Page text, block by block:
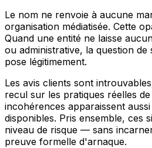
Le nom ne renvoie à aucune
organisation médiatisée. Cette
Quand une entité ne laisse
ou administrative, la question de
pose légitimement.
Les avis clients sont
recul sur les pratiques réelles
incohérences apparaissent
disponibles. Pris ensemble, ces
niveau de risque — sans
preuve formelle d'arnaque.